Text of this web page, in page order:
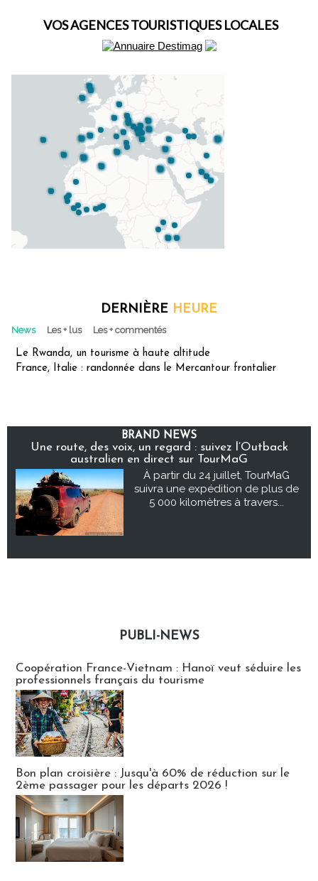
VOS AGENCES TOURISTIQUES LOCALES
DERNIÈRE HEURE
News Les + lus Les + commentés
Le Rwanda, un tourisme à haute altitude
France, Italie : randonnée dans le Mercantour frontalier
BRAND NEWS
Une route, des voix, un regard : suivez l’Outback
australien en direct sur TourMaG
À partir du 24 juillet, TourMaG
suivra une expédition de plus de
5 000 kilomètres à travers...
PUBLI-NEWS
Coopération France-Vietnam : Hanoï veut séduire les
professionnels français du tourisme
Bon plan croisière : Jusqu'à 60% de réduction sur le
2ème passager pour les départs 2026 !